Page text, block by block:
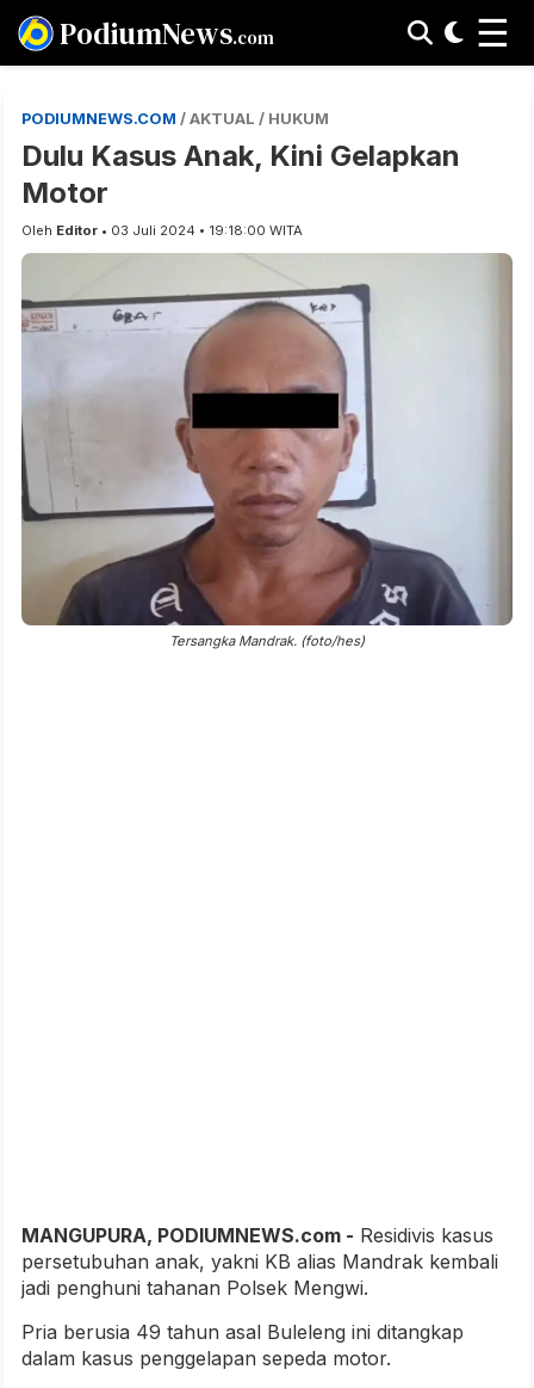
PodiumNews.com ☰
PODIUMNEWS.COM / AKTUAL / HUKUM
Dulu Kasus Anak, Kini Gelapkan
Motor
Oleh Editor • 03 Juli 2024 • 19:18:00 WITA
Tersangka Mandrak. (foto/hes)
MANGUPURA, PODIUMNEWS.com - Residivis kasus
persetubuhan anak, yakni KB alias Mandrak kembali
jadi penghuni tahanan Polsek Mengwi.
Pria berusia 49 tahun asal Buleleng ini ditangkap
dalam kasus penggelapan sepeda motor.